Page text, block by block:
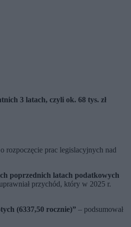
3 latach, czyli ok. 68 tys. zł
rozpoczęcie prac legislacyjnych nad
poprzednich latach podatkowych
przychód, który w 2025 r.
(6337,50 rocznie)” – podsumował